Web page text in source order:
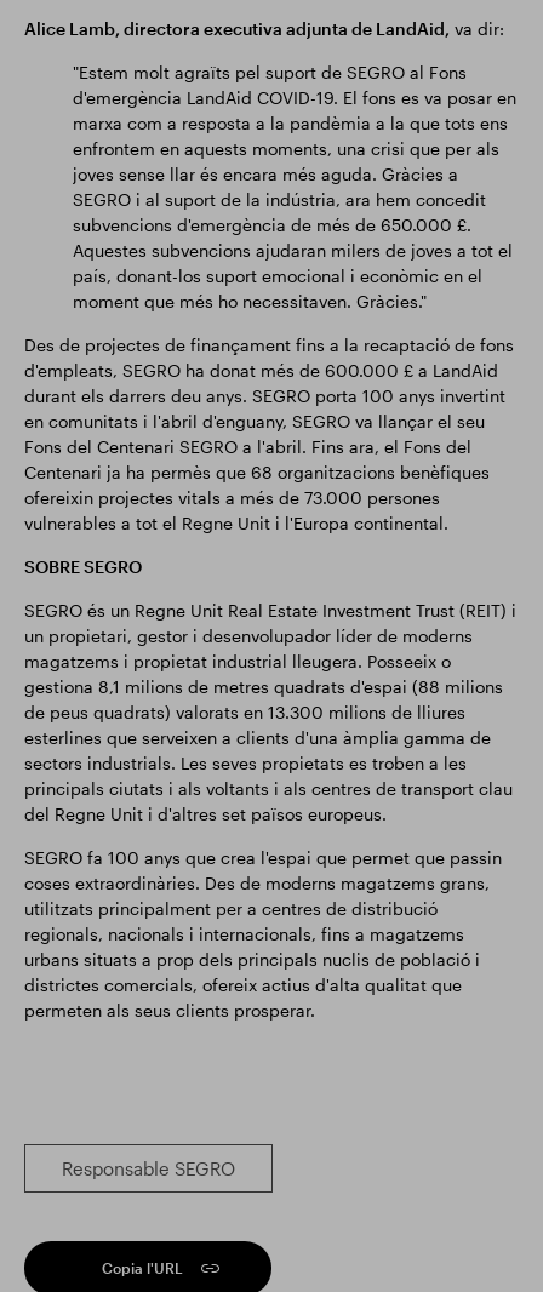
Alice Lamb, directora executiva adjunta de LandAid, va dir:
"Estem molt agraïts pel suport de SEGRO al Fons
d'emergència LandAid COVID-19. El fons es va posar en
marxa com a resposta a la pandèmia a la que tots ens
enfrontem en aquests moments, una crisi que per als
joves sense llar és encara més aguda. Gràcies a
SEGRO i al suport de la indústria, ara hem concedit
subvencions d'emergència de més de 650.000 £.
Aquestes subvencions ajudaran milers de joves a tot el
país, donant-los suport emocional i econòmic en el
moment que més ho necessitaven. Gràcies."
Des de projectes de finançament fins a la recaptació de fons
d'empleats, SEGRO ha donat més de 600.000 £ a LandAid
durant els darrers deu anys. SEGRO porta 100 anys invertint
en comunitats i l'abril d'enguany, SEGRO va llançar el seu
Fons del Centenari SEGRO a l'abril. Fins ara, el Fons del
Centenari ja ha permès que 68 organitzacions benèfiques
ofereixin projectes vitals a més de 73.000 persones
vulnerables a tot el Regne Unit i l'Europa continental.
SOBRE SEGRO
SEGRO és un Regne Unit Real Estate Investment Trust (REIT) i
un propietari, gestor i desenvolupador líder de moderns
magatzems i propietat industrial lleugera. Posseeix o
gestiona 8,1 milions de metres quadrats d'espai (88 milions
de peus quadrats) valorats en 13.300 milions de lliures
esterlines que serveixen a clients d'una àmplia gamma de
sectors industrials. Les seves propietats es troben a les
principals ciutats i als voltants i als centres de transport clau
del Regne Unit i d'altres set països europeus.
SEGRO fa 100 anys que crea l'espai que permet que passin
coses extraordinàries. Des de moderns magatzems grans,
utilitzats principalment per a centres de distribució
regionals, nacionals i internacionals, fins a magatzems
urbans situats a prop dels principals nuclis de població i
districtes comercials, ofereix actius d'alta qualitat que
permeten als seus clients prosperar.
Responsable SEGRO
Copia l'URL